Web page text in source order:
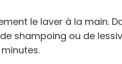
le laver à la main.
shampoing ou de